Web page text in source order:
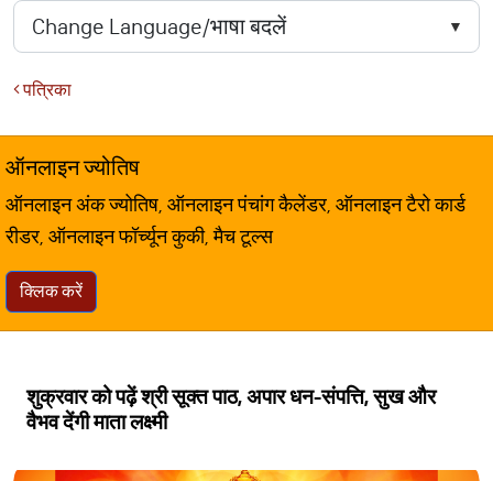
पत्रिका
ऑनलाइन ज्योतिष
ऑनलाइन अंक ज्योतिष, ऑनलाइन पंचांग कैलेंडर, ऑनलाइन टैरो कार्ड
रीडर, ऑनलाइन फॉर्च्यून कुकी, मैच टूल्स
क्लिक करें
शुक्रवार को पढ़ें श्री सूक्त पाठ, अपार धन-संपत्ति, सुख और
वैभव देंगी माता लक्ष्मी